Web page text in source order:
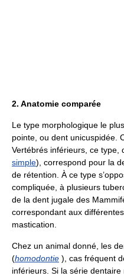
2. Anatomie comparée
Le type morphologique le
pointe, ou dent unicuspidée.
Vertébrés inférieurs, ce type,
simple), correspond pour la
de rétention. À ce type
compliquée, à plusieurs
de la dent jugale des
correspondant aux
mastication.
Chez un animal donné, les
(homodontie ), cas fréquent
inférieurs. Si la série